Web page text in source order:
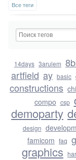
Все теги
14days 3arulem
artfield ay basic
constructions
compo csp
demoparty
design
famicom faq
graphics